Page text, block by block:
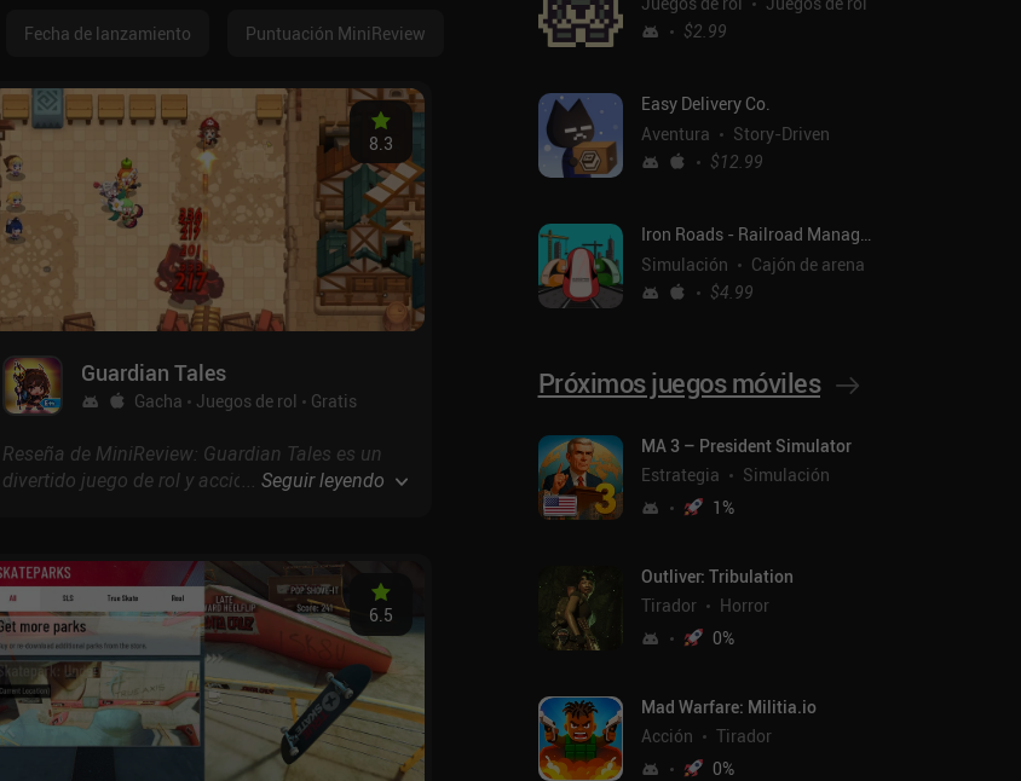
Fecha de lanzamiento Puntuación MiniReview
Guardian Tales
Gacha Juegos de rol Gratis
8.3
Reseña de MiniReview: Guardian Tales es un
divertido juego de rol y acción con elementos
por Kakao Games, en Guardian Tales tenemos
que formar un equipo de cuatro héroes y
derrotar a los enemigos, completar misiones,
participar en combates PvP, reunir recursos y
mejorar nuestro grupo para seguir avanzando
en el juego.
... Seguir leyendo
6.5
$2.99
Easy Delivery Co.
Aventura
Story-Driven
$12.99
Iron Roads - Railroad Manager
Simulación
Cajón de arena
$4.99
Próximos juegos móviles
MA 3 – President Simulator
Estrategia
Simulación
1%
Outliver: Tribulation
Tirador
Horror
0%
Mad Warfare: Militia.io
Acción
Tirador
0%